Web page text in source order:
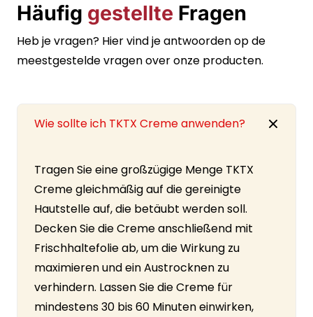
Häufig gestellte Fragen
Heb je vragen? Hier vind je antwoorden op de
meestgestelde vragen over onze producten.
Wie sollte ich TKTX Creme anwenden?
Tragen Sie eine großzügige Menge TKTX
Creme gleichmäßig auf die gereinigte
Hautstelle auf, die betäubt werden soll.
Decken Sie die Creme anschließend mit
Frischhaltefolie ab, um die Wirkung zu
maximieren und ein Austrocknen zu
verhindern. Lassen Sie die Creme für
mindestens 30 bis 60 Minuten einwirken,